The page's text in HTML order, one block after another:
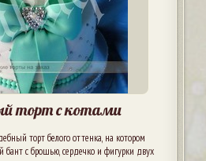
торт с котами
торт белого оттенка, на котором
бант с брошью, сердечко и фигурки двух